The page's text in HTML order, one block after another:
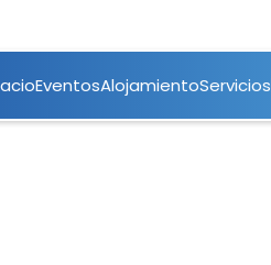
EventosAlojamientoServicios